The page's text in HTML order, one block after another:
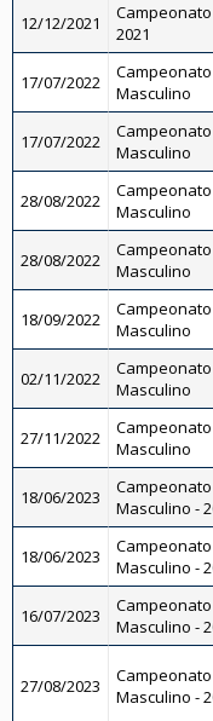
12/12/2021
2021
17/07/2022
Masculino
17/07/2022
Masculino
28/08/2022
Masculino
28/08/2022
Masculino
18/09/2022
Masculino
02/11/2022
Masculino
27/11/2022
Masculino
18/06/2023
Masculino -
18/06/2023
Masculino -
16/07/2023
Masculino -
27/08/2023
Masculino -